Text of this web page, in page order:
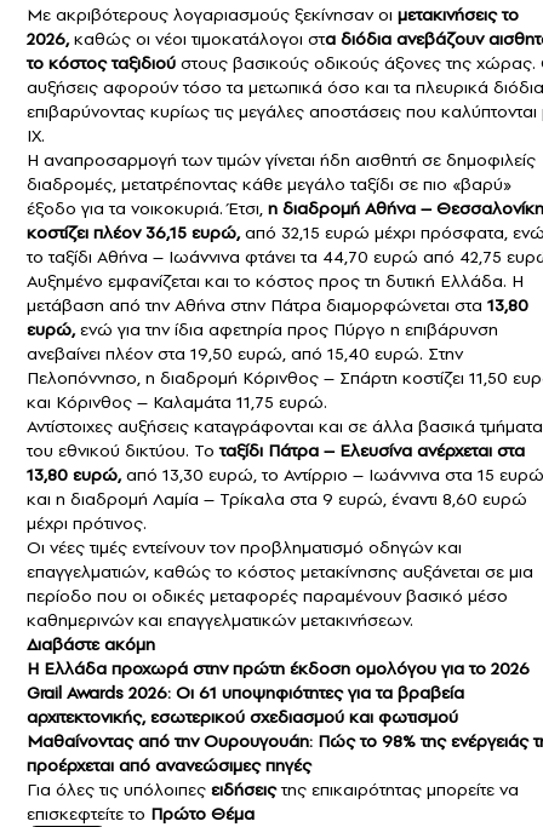
Με ακριβότερους λογαριασμούς ξεκίνησαν οι μετακινήσεις το
2026,καθώς οι νέοι τιμοκατάλογοι στα διόδια ανεβάζουν
το κόστος ταξιδιού στους βασικούς οδικούς άξονες της χώρας.
αυξήσεις αφορούν τόσο τα μετωπικά όσο και τα πλευρικά
επιβαρύνοντας κυρίως τις μεγάλες αποστάσεις που καλύπτονται
ΙΧ.
Η αναπροσαρμογή των τιμών γίνεται ήδη αισθητή σε δημοφιλείς
διαδρομές, μετατρέποντας κάθε μεγάλο ταξίδι σε πιο «βαρύ»
έξοδο για τα νοικοκυριά. Έτσι, η διαδρομή Αθήνα – Θεσσαλονίκη
κοστίζει πλέον 36,15 ευρώ,από 32,15 ευρώ μέχρι πρόσφατα,
το ταξίδι Αθήνα – Ιωάννινα φτάνει τα 44,70 ευρώ από 42,75
Αυξημένο εμφανίζεται και το κόστος προς τη δυτική Ελλάδα. Η
μετάβαση από την Αθήνα στην Πάτρα διαμορφώνεται στα 13,80
ευρώ,ενώ για την ίδια αφετηρία προς Πύργο η επιβάρυνση
ανεβαίνει πλέον στα 19,50 ευρώ, από 15,40 ευρώ. Στην
Πελοπόννησο, η διαδρομή Κόρινθος – Σπάρτη κοστίζει 11,50
και Κόρινθος – Καλαμάτα 11,75 ευρώ.
Αντίστοιχες αυξήσεις καταγράφονται και σε άλλα βασικά τμήματα
του εθνικού δικτύου. Τοταξίδι Πάτρα – Ελευσίνα ανέρχεται στα
13,80 ευρώ,από 13,30 ευρώ, το Αντίρριο – Ιωάννινα στα 15 ευρώ
και η διαδρομή Λαμία – Τρίκαλα στα 9 ευρώ, έναντι 8,60 ευρώ
μέχρι πρότινος.
Οι νέες τιμές εντείνουν τον προβληματισμό οδηγών και
επαγγελματιών, καθώς το κόστος μετακίνησης αυξάνεται σε μια
περίοδο που οι οδικές μεταφορές παραμένουν βασικό μέσο
καθημερινών και επαγγελματικών μετακινήσεων.
Διαβάστε ακόμη
Η Ελλάδα προχωρά στην πρώτη έκδοση ομολόγου για το 2026
Grail Awards 2026: Οι 61 υποψηφιότητες για τα βραβεία
αρχιτεκτονικής, εσωτερικού σχεδιασμού και φωτισμού
Μαθαίνοντας από την Ουρουγουάη: Πώς το 98% της ενέργειάς
προέρχεται από ανανεώσιμες πηγές
Για όλες τις υπόλοιπες ειδήσειςτης επικαιρότητας μπορείτε να
επισκεφτείτε το Πρώτο Θέμα